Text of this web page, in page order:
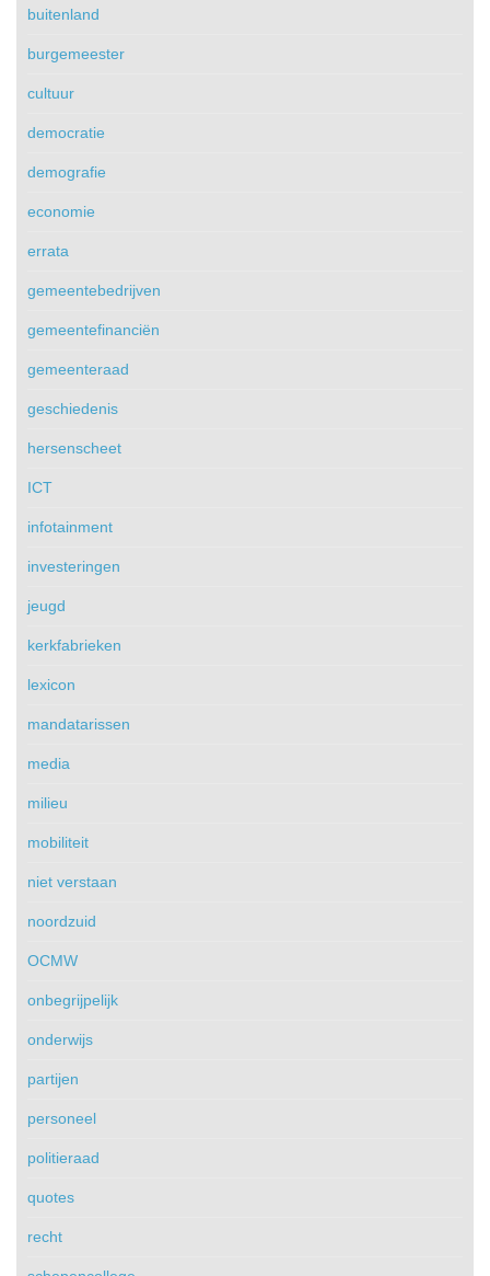
buitenland
burgemeester
cultuur
democratie
demografie
economie
errata
gemeentebedrijven
gemeentefinanciën
gemeenteraad
geschiedenis
hersenscheet
ICT
infotainment
investeringen
jeugd
kerkfabrieken
lexicon
mandatarissen
media
milieu
mobiliteit
niet verstaan
noordzuid
OCMW
onbegrijpelijk
onderwijs
partijen
personeel
politieraad
quotes
recht